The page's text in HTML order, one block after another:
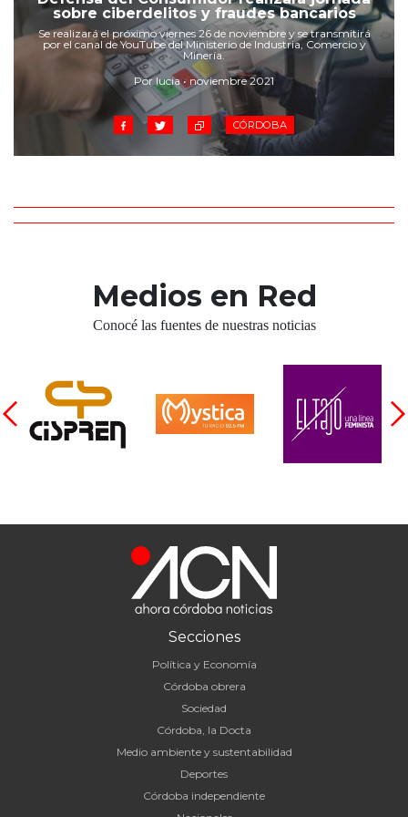
Cruz del Eje
Corredor de Ansenuza
La Carlota y zona
Laboulaye y sur
Bell Ville
Río Tercero
Despeñaderos
sobre ciberdelitos y fraudes bancarios
Se realizará el próximo viernes 26 de noviembre y se transmitirá
por el canal de YouTube del Ministerio de Industria, Comercio y
Minería.
Por lucia • noviembre 2021
CÓRDOBA
Medios en Red
Conocé las fuentes de nuestras noticias
Secciones
Política y Economía
Córdoba obrera
Sociedad
Córdoba, la Docta
Medio ambiente y sustentabilidad
Deportes
Córdoba independiente